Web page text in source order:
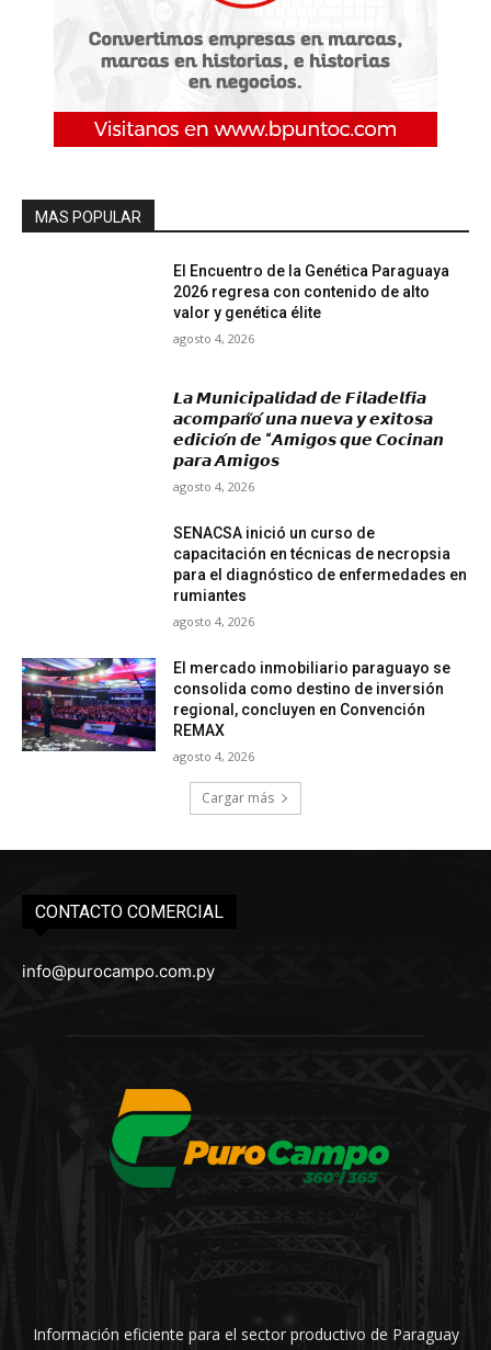
MAS POPULAR
El Encuentro de la Genética Paraguaya
2026 regresa con contenido de alto
valor y genética élite
agosto 4, 2026
𝙇𝙖 𝙈𝙪𝙣𝙞𝙘𝙞𝙥𝙖𝙡𝙞𝙙𝙖𝙙 𝙙𝙚 𝙁𝙞𝙡𝙖𝙙𝙚𝙡𝙛𝙞𝙖
𝙖𝙘𝙤𝙢𝙥𝙖𝙣̃𝙤́ 𝙪𝙣𝙖 𝙣𝙪𝙚𝙫𝙖 𝙮 𝙚𝙭𝙞𝙩𝙤𝙨𝙖
𝙚𝙙𝙞𝙘𝙞𝙤́𝙣 𝙙𝙚 “𝘼𝙢𝙞𝙜𝙤𝙨 𝙦𝙪𝙚 𝘾𝙤𝙘𝙞𝙣𝙖𝙣
𝙥𝙖𝙧𝙖 𝘼𝙢𝙞𝙜𝙤𝙨
agosto 4, 2026
SENACSA inició un curso de
capacitación en técnicas de necropsia
para el diagnóstico de enfermedades en
rumiantes
agosto 4, 2026
El mercado inmobiliario paraguayo se
consolida como destino de inversión
regional, concluyen en Convención
REMAX
agosto 4, 2026
Cargar más
CONTACTO COMERCIAL
info@purocampo.com.py
Información eficiente para el sector productivo de Paraguay